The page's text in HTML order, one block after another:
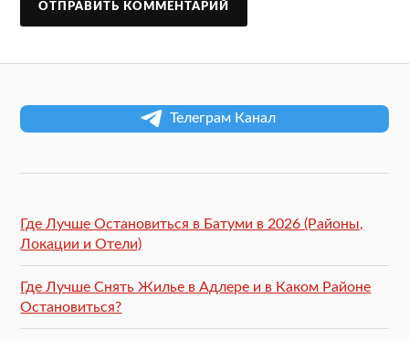
Телеграм Канал
Где Лучше Остановиться в Батуми в 2026 (Районы,
Локации и Отели)
Где Лучше Снять Жилье в Адлере и в Каком Районе
Остановиться?